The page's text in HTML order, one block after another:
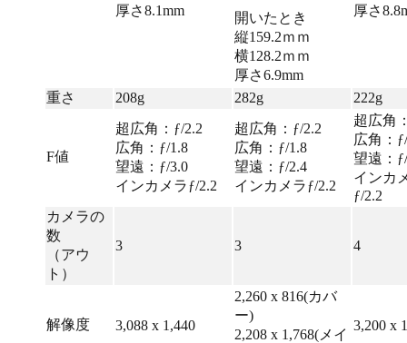
厚さ8.1mm
開いたとき
縦159.2ｍｍ
横128.2ｍｍ
厚さ6.9mm
厚さ
重さ 208g 282g 222g
F値
超広角：ƒ/2.2
広角：ƒ/1.8
望遠：ƒ/3.0
インカメラƒ/2.2
超広角：ƒ/2.2
広角：ƒ/1.8
望遠：ƒ/2.4
インカメラƒ/2.2
超広角
広角：
望遠：
インカ
ƒ/2.2
カメラの
数
（アウ
ト）
3 3 4
解像度 3,088 x 1,440
2,260 x 816(カバ
ー)
2,208 x 1,768(メイ
3,200 x